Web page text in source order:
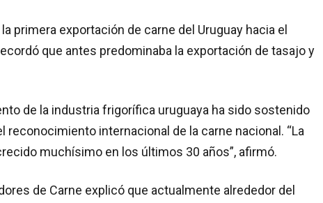
primera exportación de carne del Uruguay hacia el
que antes predominaba la exportación de tasajo y
de la industria frigorífica uruguaya ha sido sostenido
reconocimiento internacional de la carne nacional. “La
muchísimo en los últimos 30 años”, afirmó.
de Carne explicó que actualmente alrededor del